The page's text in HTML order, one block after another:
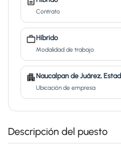
Contrato
Híbrido
Modalidad de trabajo
Naucalpan de Juárez,
Ubicación de empresa
Descripción del puesto